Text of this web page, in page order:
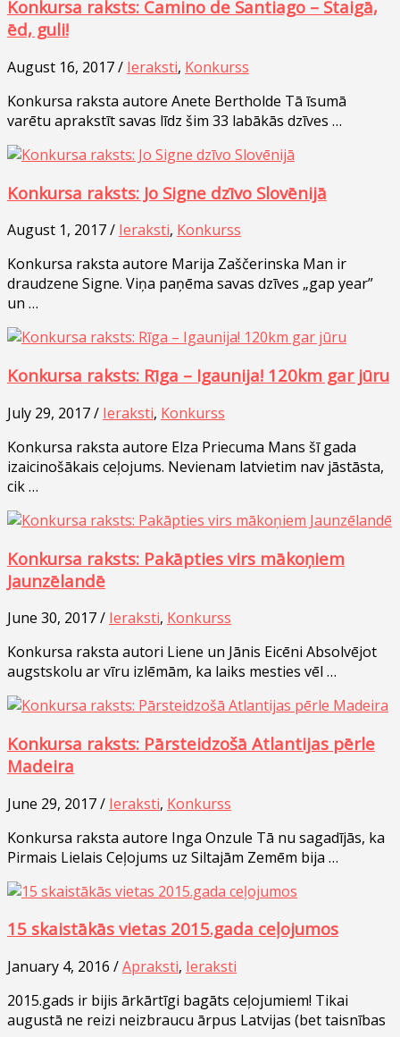
Konkursa raksts: Camino de Santiago – Staigā,
ēd, guli!
August 16, 2017 / Ieraksti, Konkurss
Konkursa raksta autore Anete Bertholde Tā īsumā
varētu aprakstīt savas līdz šim 33 labākās dzīves …
Konkursa raksts: Jo Signe dzīvo Slovēnijā
August 1, 2017 / Ieraksti, Konkurss
Konkursa raksta autore Marija Zaščerinska Man ir
draudzene Signe. Viņa paņēma savas dzīves „gap year”
un …
Konkursa raksts: Rīga – Igaunija! 120km gar jūru
July 29, 2017 / Ieraksti, Konkurss
Konkursa raksta autore Elza Priecuma Mans šī gada
izaicinošākais ceļojums. Nevienam latvietim nav jāstāsta,
cik …
Konkursa raksts: Pakāpties virs mākoņiem
Jaunzēlandē
June 30, 2017 / Ieraksti, Konkurss
Konkursa raksta autori Liene un Jānis Eicēni Absolvējot
augstskolu ar vīru izlēmām, ka laiks mesties vēl …
Konkursa raksts: Pārsteidzošā Atlantijas pērle
Madeira
June 29, 2017 / Ieraksti, Konkurss
Konkursa raksta autore Inga Onzule Tā nu sagadījās, ka
Pirmais Lielais Ceļojums uz Siltajām Zemēm bija …
15 skaistākās vietas 2015.gada ceļojumos
January 4, 2016 /Apraksti, Ieraksti
2015.gads ir bijis ārkārtīgi bagāts ceļojumiem! Tikai
augustā ne reizi neizbraucu ārpus Latvijas (bet taisnības